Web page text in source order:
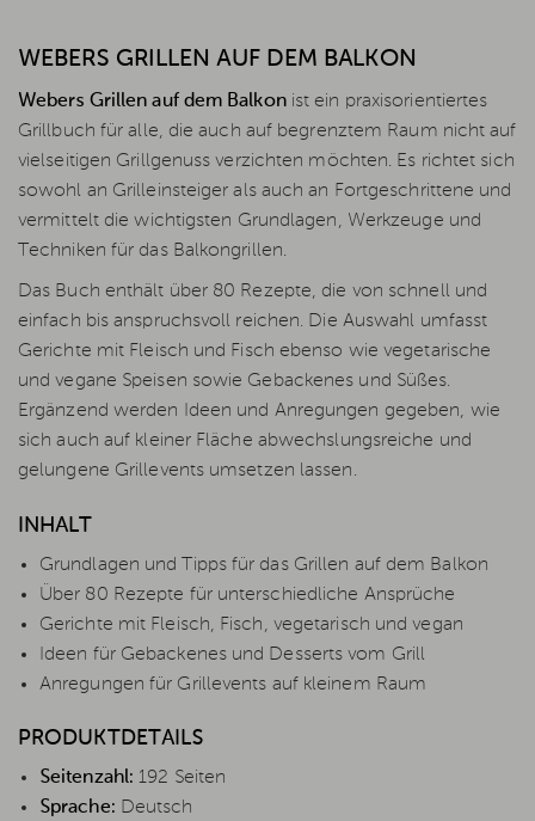
WEBERS GRILLEN AUF DEM BALKON
Webers Grillen auf dem Balkonist ein praxisorientiertes
Grillbuch für alle, die auch auf begrenztem Raum nicht auf
vielseitigen Grillgenuss verzichten möchten. Es richtet sich
sowohl an Grilleinsteiger als auch an Fortgeschrittene und
vermittelt die wichtigsten Grundlagen, Werkzeuge und
Techniken für das Balkongrillen.
Das Buch enthält über 80 Rezepte, die von schnell und
einfach bis anspruchsvoll reichen. Die Auswahl umfasst
Gerichte mit Fleisch und Fisch ebenso wie vegetarische
und vegane Speisen sowie Gebackenes und Süßes.
Ergänzend werden Ideen und Anregungen gegeben, wie
sich auch auf kleiner Fläche abwechslungsreiche und
gelungene Grillevents umsetzen lassen.
INHALT
Grundlagen und Tipps für das Grillen auf dem Balkon
Über 80 Rezepte für unterschiedliche Ansprüche
Gerichte mit Fleisch, Fisch, vegetarisch und vegan
Ideen für Gebackenes und Desserts vom Grill
Anregungen für Grillevents auf kleinem Raum
PRODUKTDETAILS
Seitenzahl: 192 Seiten
Sprache: Deutsch